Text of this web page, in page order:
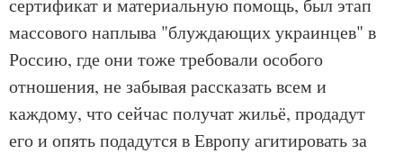
сертификат и материальную помощь, был этап
массового наплыва "блуждающих украинцев" в
Россию, где они тоже требовали особого
отношения, не забывая рассказать всем и
каждому, что сейчас получат жильё, продадут
его и опять подадутся в Европу агитировать за